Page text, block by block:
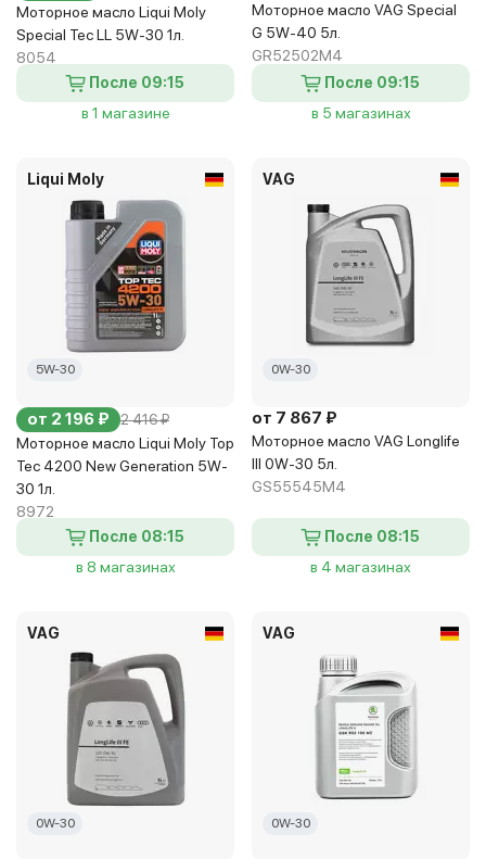
Моторное масло Liqui Moly
Special Tec LL 5W-30 1л.
8054
После 09:15
в 1 магазине
Моторное масло VAG Special
G 5W-40 5л.
GR52502M4
После 09:15
в 5 магазинах
Liqui Moly
5W-30
от 2 196 ₽ 2 416 ₽
Моторное масло Liqui Moly Top
Tec 4200 New Generation 5W-
30 1л.
8972
После 08:15
в 8 магазинах
VAG
0W-30
от 7 867 ₽
Моторное масло VAG Longlife
III 0W-30 5л.
GS55545M4
После 08:15
в 4 магазинах
VAG
0W-30
VAG
0W-30